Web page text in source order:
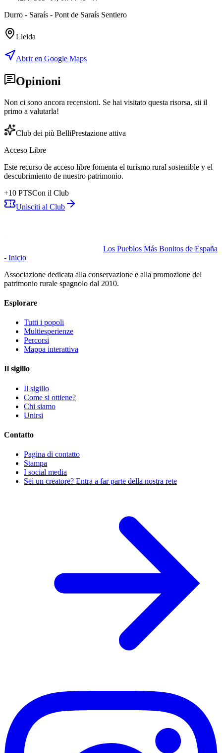
Durro - Saraís - Pont de Saraís Sentiero
Lleida
Abrir en Google Maps
Opinioni
Non ci sono ancora recensioni. Se hai visitato questa risorsa, sii il
primo a valutarla!
Club dei più BelliPrestazione attiva
Acceso Libre
Este recurso de acceso libre fomenta el turismo rural sostenible y el
descubrimiento de nuestro patrimonio.
+10 PTSCon il Club
Unisciti al Club
Los Pueblos Más Bonitos de España
- Inicio
Associazione dedicata alla conservazione e alla promozione del
patrimonio rurale spagnolo dal 2010.
Esplorare
Tutti i popoli
Multiesperienze
Percorsi
Mappa interattiva
Il sigillo
Il sigillo
Come si ottiene?
Chi siamo
Unirsi
Contatto
Pagina di contatto
Stampa
I social media
Sei un creatore? Entra a far parte della nostra rete